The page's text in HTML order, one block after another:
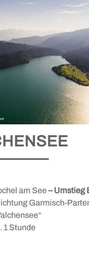
am See – Umstieg
Garmisch-
1 Stunde